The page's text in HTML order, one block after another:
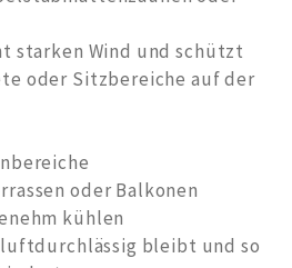
starken Wind und schützt
oder Sitzbereiche auf der
oder Balkonen
kühlen
bleibt und so